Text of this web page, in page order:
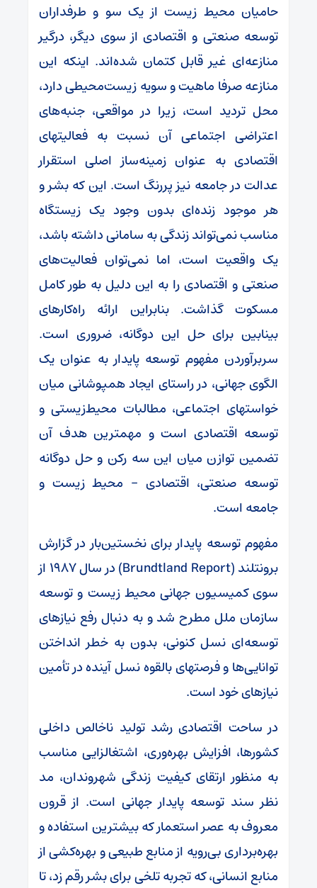
حامیان محیط زیست از یک سو و طرفداران
توسعه صنعتی و اقتصادی از سوی دیگر، درگیر
منازعه‌ای غیر قابل کتمان شده‌اند. اینکه این
منازعه صرفا ماهیت و سویه زیست‌محیطی دارد،
محل تردید است، زیرا در مواقعی، جنبه‌های
اعتراضی اجتماعی آن نسبت به فعالیتهای
اقتصادی به عنوان زمینه‌ساز اصلی استقرار
عدالت در جامعه نیز پررنگ است. این که بشر و
هر موجود زنده‌ای بدون وجود یک زیستگاه
مناسب نمی‌تواند زندگی به سامانی داشته باشد،
یک واقعیت است، اما نمی‌توان فعالیت‌های
صنعتی و اقتصادی را به این دلیل به طور کامل
مسکوت گذاشت. بنابراین ارائه راه‌کارهای
بینابین برای حل این دوگانه، ضروری است.
سربرآوردن مفهوم توسعه پایدار به عنوان یک
الگوی جهانی، در راستای ایجاد همپوشانی میان
خواستهای اجتماعی، مطالبات محیط‌زیستی و
توسعه اقتصادی است و مهمترین هدف آن
تضمین توازن میان این سه رکن و حل دوگانه
توسعه صنعتی، اقتصادی – محیط زیست و
جامعه است.
مفهوم توسعه پایدار برای نخستین‌بار در گزارش
برونتلند (Brundtland Report) در سال ۱۹۸۷ از
سوی کمیسیون جهانی محیط زیست و توسعه
سازمان ملل مطرح شد و به دنبال رفع نیازهای
توسعه‌ای نسل کنونی، بدون به خطر انداختن
توانایی‌ها و فرصتهای بالقوه نسل آینده در تأمین
نیازهای خود است.
در ساحت اقتصادی رشد تولید ناخالص داخلی
کشورها، افزایش بهره‌وری، اشتغالزایی مناسب
به منظور ارتقای کیفیت زندگی شهروندان، مد
نظر سند توسعه پایدار جهانی است. از قرون
معروف به عصر استعمار که بیشترین استفاده و
بهره‌برداری بی‌رویه از منابع طبیعی و بهره‌کشی از
منابع انسانی، که تجربه تلخی برای بشر رقم زد، تا